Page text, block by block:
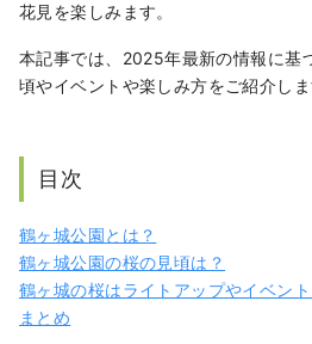
花見を楽しみます。
本記事では、2025年最新の情報に基
頃やイベントや楽しみ方をご紹介しま
目次
鶴ヶ城公園とは？
鶴ヶ城公園の桜の見頃は？
鶴ヶ城の桜はライトアップやイベント
まとめ